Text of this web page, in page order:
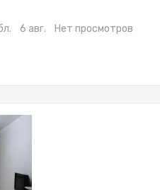
6 авг. Нет просмотров